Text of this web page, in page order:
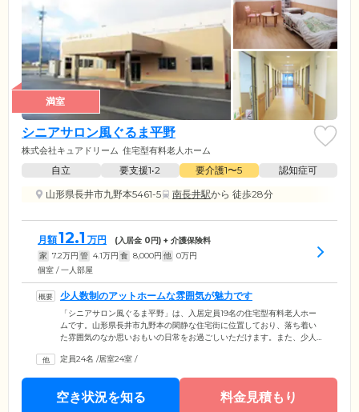
満室
シニアサロン風ぐるま平野
株式会社キュアドリーム 住宅型有料老人ホーム
自立 要支援1•2 要介護1〜5
認知症可
山形県長井市九野本5461-5
南長井駅から 徒歩28分
月額12.1 万円 (入居金 0円) + 介護保険料
家 7.2万円 管 4.1万円 食 8,000円 他 0万円
個室 / 一人部屋
少人数制のアットホームな雰囲気が魅力です
「シニアサロン風ぐるま平野」は、入居定員19名の住宅型有料老人ホー
ムです。山形県長井市九野本の閑静な住宅街に位置しており、落ち着い
た雰囲気のなか思いおもいの日常をお過ごしいただけます。また、少人
みなさまがご自身のペースで安心して生活できるよう、お一人おひとり
別のケアプランを作成しています。ケアプランをもとに最適なケアサー
ビスをご提供していますので、日常的に介護を必要とする方も安心して
定員24名 /居室24室 /
空き状況を知る 料金見積もり